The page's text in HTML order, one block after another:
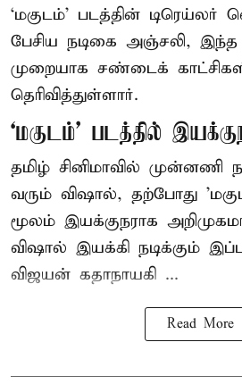
‘மகுடம்’ படத்தின் டிரெய்லர்
பேசிய நடிகை அஞ்சலி, இந்த
முறையாக சண்டைக்
தெரிவித்துள்ளார்.
‘மகுடம்’ படத்தில்
தமிழ் சினிமாவில் முன்னணி
வரும் விஷால், தற்போது
மூலம் இயக்குநராக
விஷால் இயக்கி நடிக்கும்
விஜயன் கதாநாயகி ...
Read More